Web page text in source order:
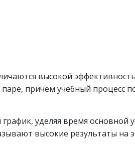
высокой
причем учебный процесс
уделяя время основной
высокие результаты на